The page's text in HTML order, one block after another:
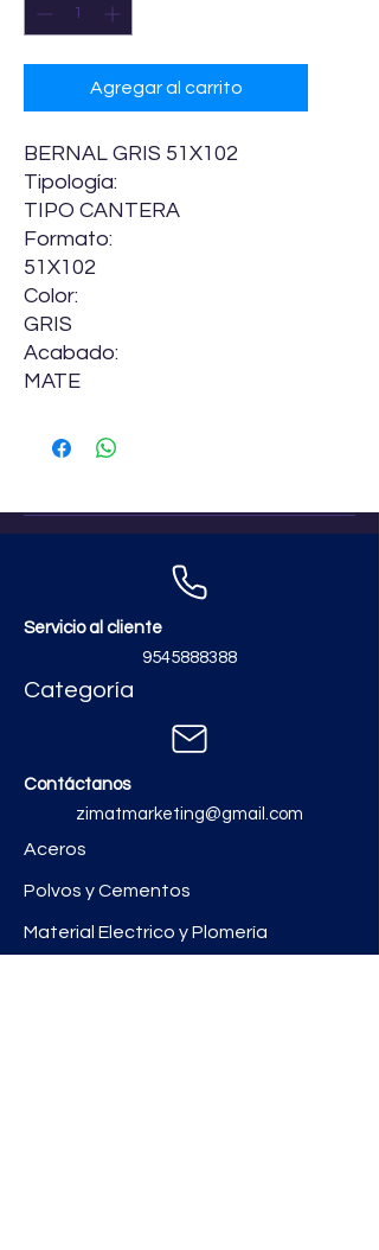
Agregar al carrito
BERNAL GRIS 51X102
Tipología:
TIPO CANTERA
Formato:
51X102
Color:
GRIS
Acabado:
MATE
Servicio al cliente
9545888388
Categoría
Contáctanos
zimatmarketing@gmail.com
Aceros
Polvos y Cementos
Material Electrico y Plomería